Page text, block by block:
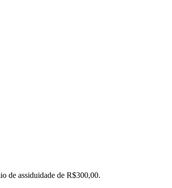
de assiduidade de R$300,00.